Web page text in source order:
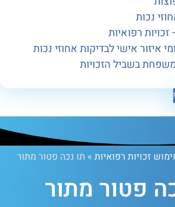
רפואיות
אישי לבדיקות אחוזי נכות
הזכויות
רפואיות »תו נכה פטור מתור
פטור מתור